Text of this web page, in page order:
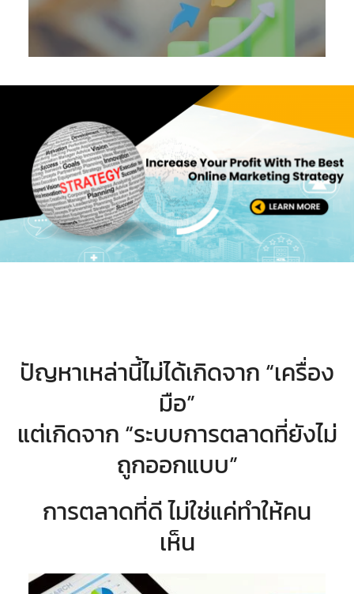
ปัญหาเหล่านี้ไม่ได้เกิดจาก “เครื่อง
มือ”
แต่เกิดจาก “ระบบการตลาดที่ยังไม่
ถูกออกแบบ”
การตลาดที่ดี ไม่ใช่แค่ทำให้คน
เห็น